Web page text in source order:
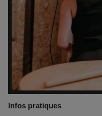
Infos pratiques